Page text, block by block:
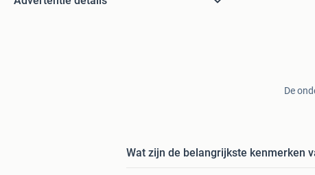
De
Wat zijn de belangrijkste kenmerken